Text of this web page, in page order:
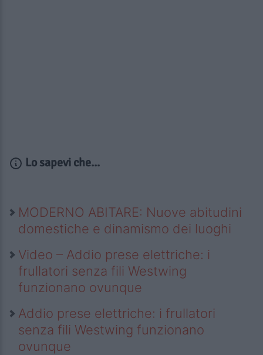
Lo sapevi che...
MODERNO ABITARE: Nuove abitudini
domestiche e dinamismo dei luoghi
Video – Addio prese elettriche: i
frullatori senza fili Westwing
funzionano ovunque
Addio prese elettriche: i frullatori
senza fili Westwing funzionano
ovunque